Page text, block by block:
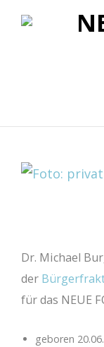
Dr. Michael
der
für das NEUE
geboren